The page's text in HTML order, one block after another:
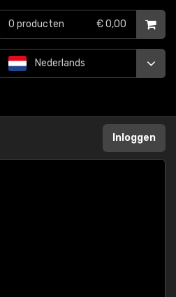
Nederlands
0 producten € 0,00
Inloggen